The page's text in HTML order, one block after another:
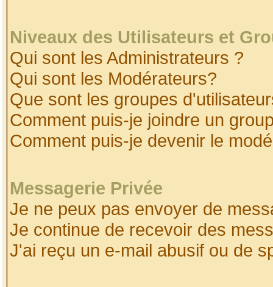
Niveaux des Utilisateurs et
Qui sont les Administrateurs ?
Qui sont les Modérateurs?
Que sont les groupes
Comment puis-je joindre un
Comment puis-je devenir le
Messagerie Privée
Je ne peux pas envoyer de
Je continue de recevoir des
J'ai reçu un e-mail abusif ou de